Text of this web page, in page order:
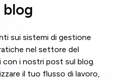
blog
sui sistemi di gestione
nel settore del
con i nostri post sul blog.
il tuo flusso di lavoro,